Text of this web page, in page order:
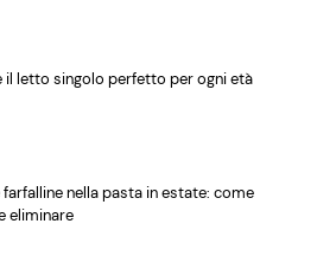
il letto singolo perfetto per ogni età
nella pasta in estate: come
eliminare